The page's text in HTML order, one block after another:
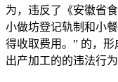
为，违反了《安徽省
小做坊登记轨制和小
得收取费用。” 的，
出产加工的的违法行为